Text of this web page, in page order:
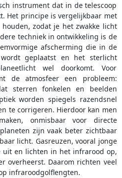
instrument dat in de telescoop
Het principe is vergelijkbaar met
zodat je het zwakke licht
techniek in ontwikkeling is de
afscherming die in de
geplaatst en het sterlicht
wel doorkomt. Voor
de atmosfeer een probleem:
sterren fonkelen en beelden
worden spiegels razendsnel
te corrigeren. Hierdoor kan men
onmisbaar voor directe
zijn vaak beter zichtbaar
licht. Gasreuzen, vooral jonge
uit en lichten in het infrarood op,
overheerst. Daarom richten veel
infraroodgolflengten.